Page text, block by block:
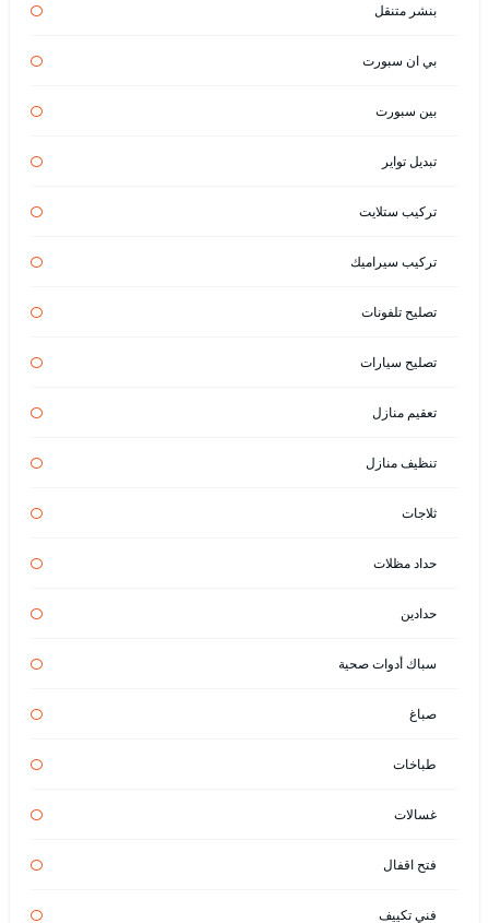
بنشر متنقل
بي ان سبورت
بين سبورت
تبديل تواير
تركيب ستلايت
تركيب سيراميك
تصليح تلفونات
تصليح سيارات
تعقيم منازل
تنظيف منازل
ثلاجات
حداد مظلات
حدادين
سباك أدوات صحية
صباغ
طباخات
غسالات
فتح اقفال
فني تكييف